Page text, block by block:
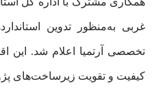
غربی به‌منظور تدوین
تخصصی آرتمیا اعلام شد. این
کیفیت و تقویت زیرساخت‌های